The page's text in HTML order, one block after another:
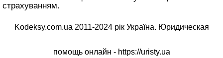
страхуванням.
Kodeksy.com.ua 2011-2024 рік Україна. Юридическая
помощь онлайн - https://uristy.ua